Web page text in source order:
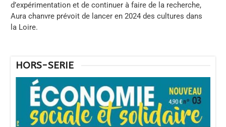
d’expérimentation et de continuer à faire de la recherche,
Aura chanvre prévoit de lancer en 2024 des cultures dans
la Loire.
HORS-SERIE